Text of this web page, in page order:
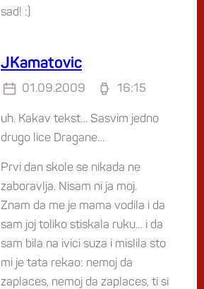
sad! :)
JKamatovic
01.09.2009 16:15
uh. Kakav tekst… Sasvim jedno
drugo lice Dragane…
Prvi dan skole se nikada ne
zaboravlja. Nisam ni ja moj.
Znam da me je mama vodila i da
sam joj toliko stiskala ruku… i da
sam bila na ivici suza i mislila sto
mi je tata rekao: nemoj da
zaplaces, nemoj da zaplaces, ti si